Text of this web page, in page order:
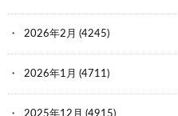
2026年2月 (4245)
2026年1月 (4711)